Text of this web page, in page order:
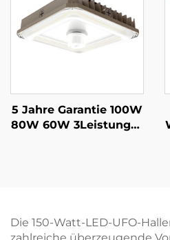
hten LED Panel
5 Jahre Garantie 100W
80W 60W 3Leistungss
Die 150-Watt-LED-UFO-